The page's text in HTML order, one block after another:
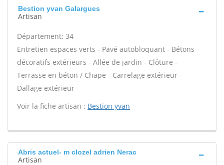
Bestion yvan Galargues
Artisan
Département: 34
Entretien espaces verts - Pavé autobloquant - Bétons
décoratifs extérieurs - Allée de jardin - Clôture -
Terrasse en béton / Chape - Carrelage extérieur -
Dallage extérieur -
Voir la fiche artisan : Bestion yvan
Abris actuel- m clozel adrien Nerac
Artisan